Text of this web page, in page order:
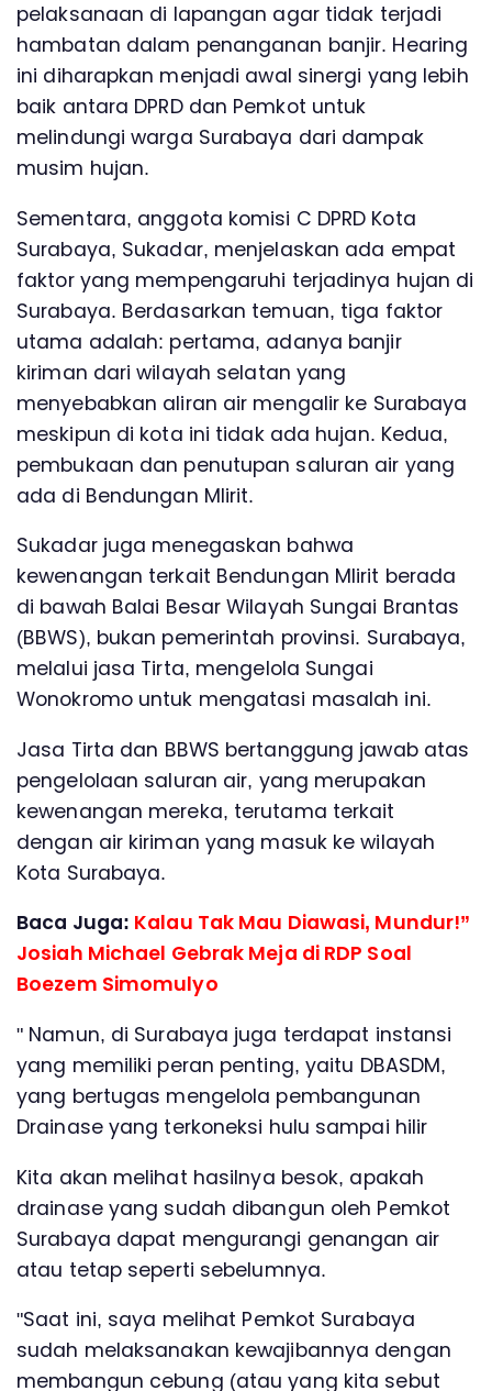
pelaksanaan di lapangan agar tidak terjadi
hambatan dalam penanganan banjir. Hearing
ini diharapkan menjadi awal sinergi yang lebih
baik antara DPRD dan Pemkot untuk
melindungi warga Surabaya dari dampak
musim hujan.
Sementara, anggota komisi C DPRD Kota
Surabaya, Sukadar, menjelaskan ada empat
faktor yang mempengaruhi terjadinya hujan di
Surabaya. Berdasarkan temuan, tiga faktor
utama adalah: pertama, adanya banjir
kiriman dari wilayah selatan yang
menyebabkan aliran air mengalir ke Surabaya
meskipun di kota ini tidak ada hujan. Kedua,
pembukaan dan penutupan saluran air yang
ada di Bendungan Mlirit.
Sukadar juga menegaskan bahwa
kewenangan terkait Bendungan Mlirit berada
di bawah Balai Besar Wilayah Sungai Brantas
(BBWS), bukan pemerintah provinsi. Surabaya,
melalui jasa Tirta, mengelola Sungai
Wonokromo untuk mengatasi masalah ini.
Jasa Tirta dan BBWS bertanggung jawab atas
pengelolaan saluran air, yang merupakan
kewenangan mereka, terutama terkait
dengan air kiriman yang masuk ke wilayah
Kota Surabaya.
Baca Juga: Kalau Tak Mau Diawasi, Mundur!”
Josiah Michael Gebrak Meja di RDP Soal
Boezem Simomulyo
" Namun, di Surabaya juga terdapat instansi
yang memiliki peran penting, yaitu DBASDM,
yang bertugas mengelola pembangunan
Drainase yang terkoneksi hulu sampai hilir
Kita akan melihat hasilnya besok, apakah
drainase yang sudah dibangun oleh Pemkot
Surabaya dapat mengurangi genangan air
atau tetap seperti sebelumnya.
"Saat ini, saya melihat Pemkot Surabaya
sudah melaksanakan kewajibannya dengan
membangun cebung (atau yang kita sebut